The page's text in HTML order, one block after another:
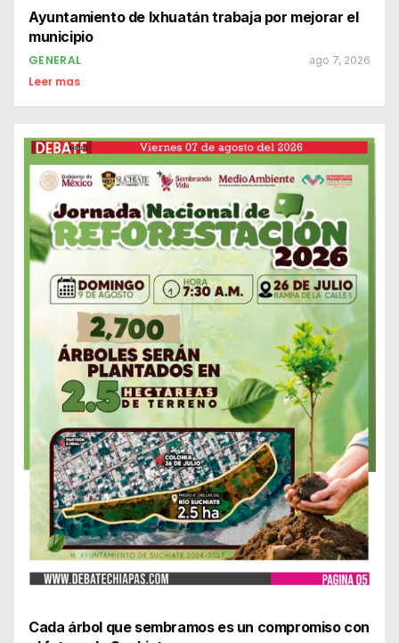
Ayuntamiento de Ixhuatán trabaja por mejorar el
municipio
GENERAL ago 7, 2026
Leer mas
Cada árbol que sembramos es un compromiso con